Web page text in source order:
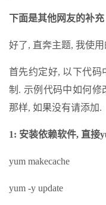
下面是其他网友的补充
好了, 直奔主题, 我使用
首先约定好, 以下代
制. 示例代码中如何修
那样, 如果没有请添加.
1: 安装依赖软件, 直接
yum makecache
yum -y update